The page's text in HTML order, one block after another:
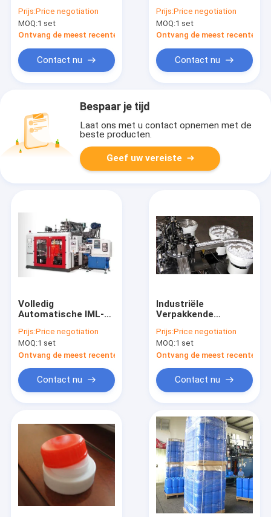
het Flessenlek
Prijs:Price negotiation
MOQ:1 set
Ontvang de meest recente Prijs
Contact nu
Interface van de As
de Servorobot voor
Plastic Machine
Prijs:Price negotiation
MOQ:1 set
Ontvang de meest recente
Contact nu
Bespaar je tijd
Laat ons met u contact opnemen met de
beste producten.
Geef uw vereiste
Volledig
Automatische IML-
Etiketteringsmachine
Prijs:Price negotiation
MOQ:1 set
Ontvang de meest recente Prijs
Contact nu
Industriële
Verpakkende
Kappenpakjes die van
Assistentmachines
volledig Machine
opnemen
Prijs:Price negotiation
MOQ:1 set
Ontvang de meest recente
Contact nu